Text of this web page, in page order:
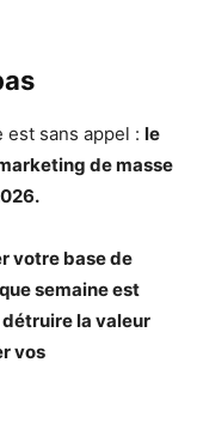
est sans appel : le
de masse
votre base de
semaine est
la valeur
vos